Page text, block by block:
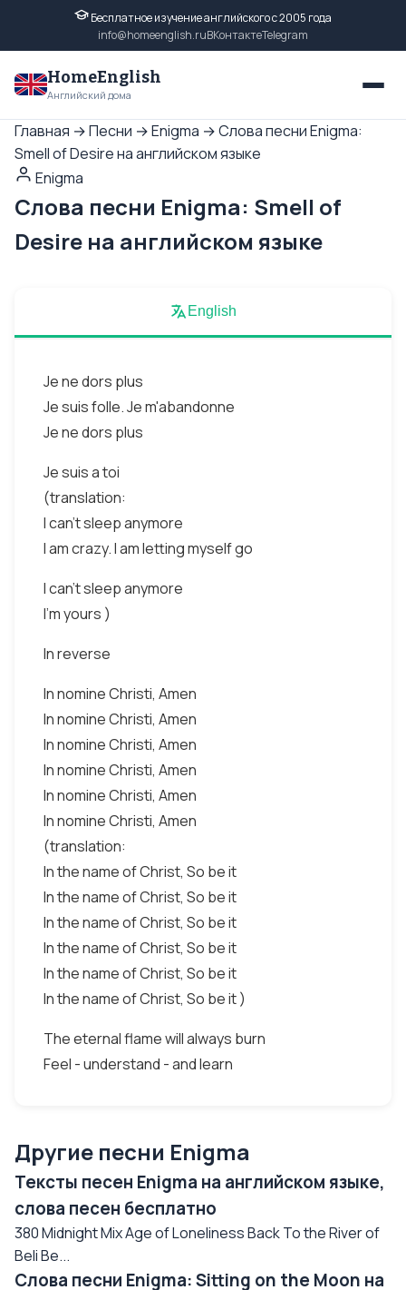
Бесплатное изучение английского с 2005 года
info@homeenglish.ruВКонтактеTelegram
HomeEnglish
Английский дома
Главная →Песни →Enigma →Слова песни Enigma:
Smell of Desire на английском языке
Enigma
Слова песни Enigma: Smell of
Desire на английском языке
English
Je ne dors plus
Je suis folle. Je m'abandonne
Je ne dors plus
Je suis a toi
(translation:
I can't sleep anymore
I am crazy. I am letting myself go
I can't sleep anymore
I'm yours )
In reverse
In nomine Christi, Amen
In nomine Christi, Amen
In nomine Christi, Amen
In nomine Christi, Amen
In nomine Christi, Amen
In nomine Christi, Amen
(translation:
In the name of Christ, So be it
In the name of Christ, So be it
In the name of Christ, So be it
In the name of Christ, So be it
In the name of Christ, So be it
In the name of Christ, So be it )
The eternal flame will always burn
Feel - understand - and learn
Другие песни Enigma
Тексты песен Enigma на английском языке,
слова песен бесплатно
380 Midnight Mix Age of Loneliness Back To the River of
Beli Be...
Слова песни Enigma: Sitting on the Moon на